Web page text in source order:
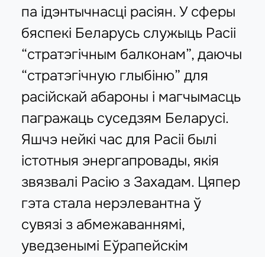
па ідэнтычнасці расіян. У сферы
бяспекі Беларусь служыць Расіі
“стратэгічным балконам”, даючы
“стратэгічную глыбіню” для
расійскай абароны і магчымасць
пагражаць суседзям Беларусі.
Яшчэ нейкі час для Расіі былі
істотныя энергапровады, якія
звязвалі Расію з Захадам. Цяпер
гэта стала нерэлевантна ў
сувязі з абмежаваннямі,
уведзенымі Еўрапейскім